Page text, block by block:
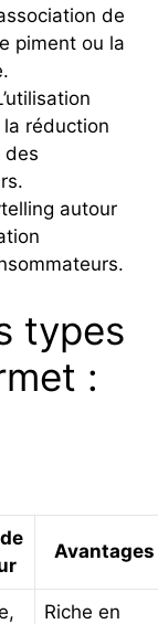
de
piment ou la
la réduction
des
autour
types
:
Avantages
Riche en